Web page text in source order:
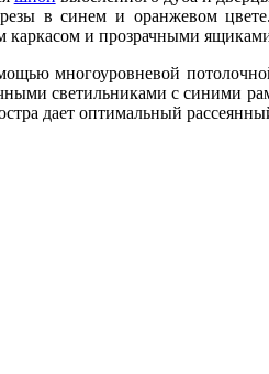
в синем и оранжевом
каркасом и прозрачными
многоуровневой
светильниками с синими
дает оптимальный